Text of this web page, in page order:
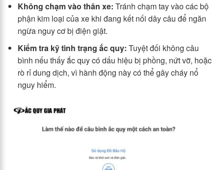
Không chạm vào thân xe: Tránh chạm tay vào các bộ
phận kim loại của xe khi đang kết nối dây câu để ngăn
ngừa nguy cơ bị điện giật.
Kiểm tra kỹ tình trạng ắc quy: Tuyệt đối không câu
bình nếu thấy ắc quy có dấu hiệu bị phồng, nứt vỡ, hoặc
rò rỉ dung dịch, vì hành động này có thể gây cháy nổ
nguy hiểm.